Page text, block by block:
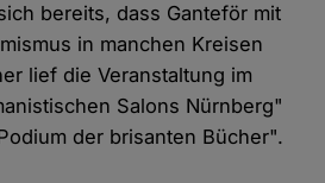
bereits, dass Ganteför mit
in manchen Kreisen
lief die Veranstaltung im
Salons Nürnberg"
der brisanten Bücher".